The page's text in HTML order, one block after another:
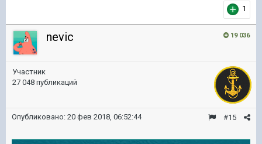
1
19 036
nevic
Участник
27 048 публикаций
#15
Опубликовано: 20 фев 2018, 06:52:44